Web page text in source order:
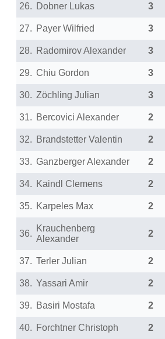
26. Dobner Lukas 3
27. Payer Wilfried 3
28. Radomirov Alexander 3
29. Chiu Gordon 3
30. Zöchling Julian 3
31. Bercovici Alexander 2
32. Brandstetter Valentin 2
33. Ganzberger Alexander 2
34. Kaindl Clemens 2
35. Karpeles Max 2
36.
Krauchenberg
Alexander
2
37. Terler Julian 2
38. Yassari Amir 2
39. Basiri Mostafa 2
40. Forchtner Christoph 2